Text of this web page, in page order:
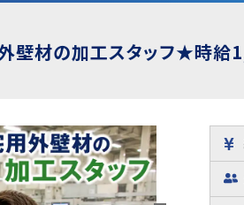
外壁材の加工スタッフ★時